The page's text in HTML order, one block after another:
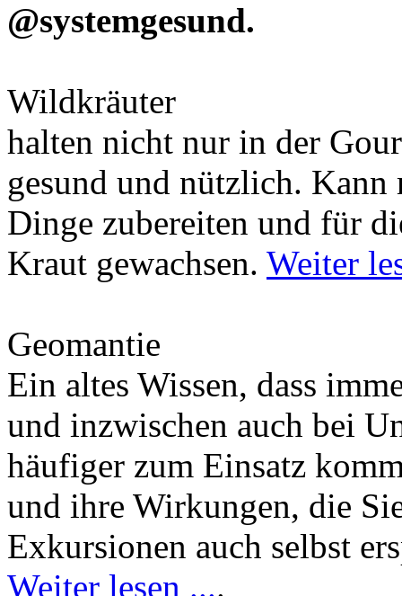
@systemgesund.
Wildkräuter
halten nicht nur in der
gesund und nützlich.
Dinge zubereiten und für
Kraut gewachsen. Weiter
Geomantie
Ein altes Wissen, dass
und inzwischen auch bei
häufiger zum Einsatz
und ihre Wirkungen, die
Exkursionen auch selbst
Weiter lesen ....